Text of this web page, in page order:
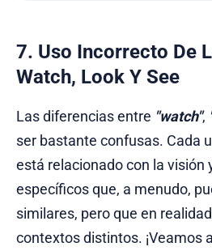
7. Uso Incorrecto De
Watch, Look Y See
Las diferencias entre "watch",
ser bastante confusas. Cada
está relacionado con la visión
específicos que, a menudo,
similares, pero que en
contextos distintos. ¡Veamos